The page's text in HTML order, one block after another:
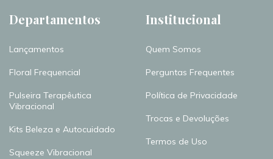
Departamentos
Lançamentos
Floral Frequencial
Pulseira Terapêutica
Vibracional
Kits Beleza e Autocuidado
Squeeze Vibracional
Institucional
Quem Somos
Perguntas Frequentes
Política de Privacidade
Trocas e Devoluções
Termos de Uso